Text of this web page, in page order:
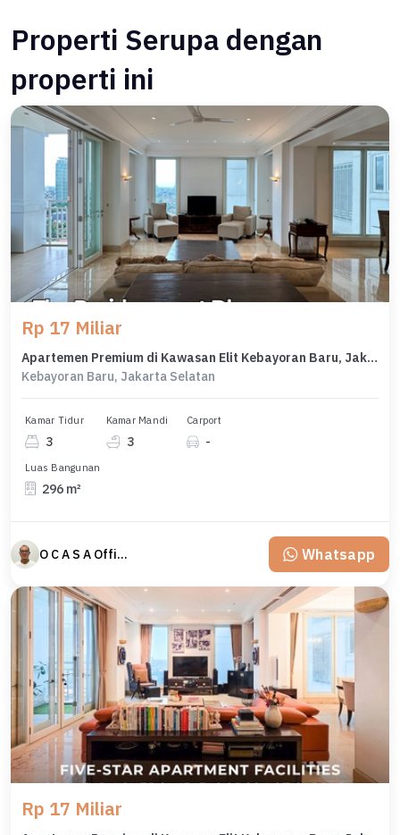
Properti Serupa dengan
properti ini
Rp 17 Miliar
Apartemen Premium di Kawasan Elit Kebayoran Baru, Jakarta Selatan, Harga 17 Miliar
Kebayoran Baru, Jakarta Selatan
Kamar Tidur
3
Kamar Mandi
3
Carport
-
Luas Bangunan
296 m²
O C A S A Official property perfected Whatsapp
Rp 17 Miliar